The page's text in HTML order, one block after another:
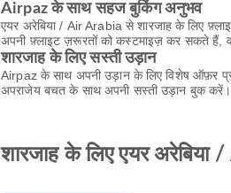
Airpaz के साथ सहज बुकिंग अनुभव
एयर अरेबिया / Air Arabia से शारजाह के लिए
अपनी फ़्लाइट ज़रूरतों को कस्टमाइज़ कर सकते हैं,
शारजाह के लिए सस्ती उड़ान
Airpaz के साथ अपनी उड़ान के लिए विशेष ऑफ़र
अपराजेय बचत के साथ अपनी सस्ती उड़ान बुक करें।
शारजाह के लिए एयर